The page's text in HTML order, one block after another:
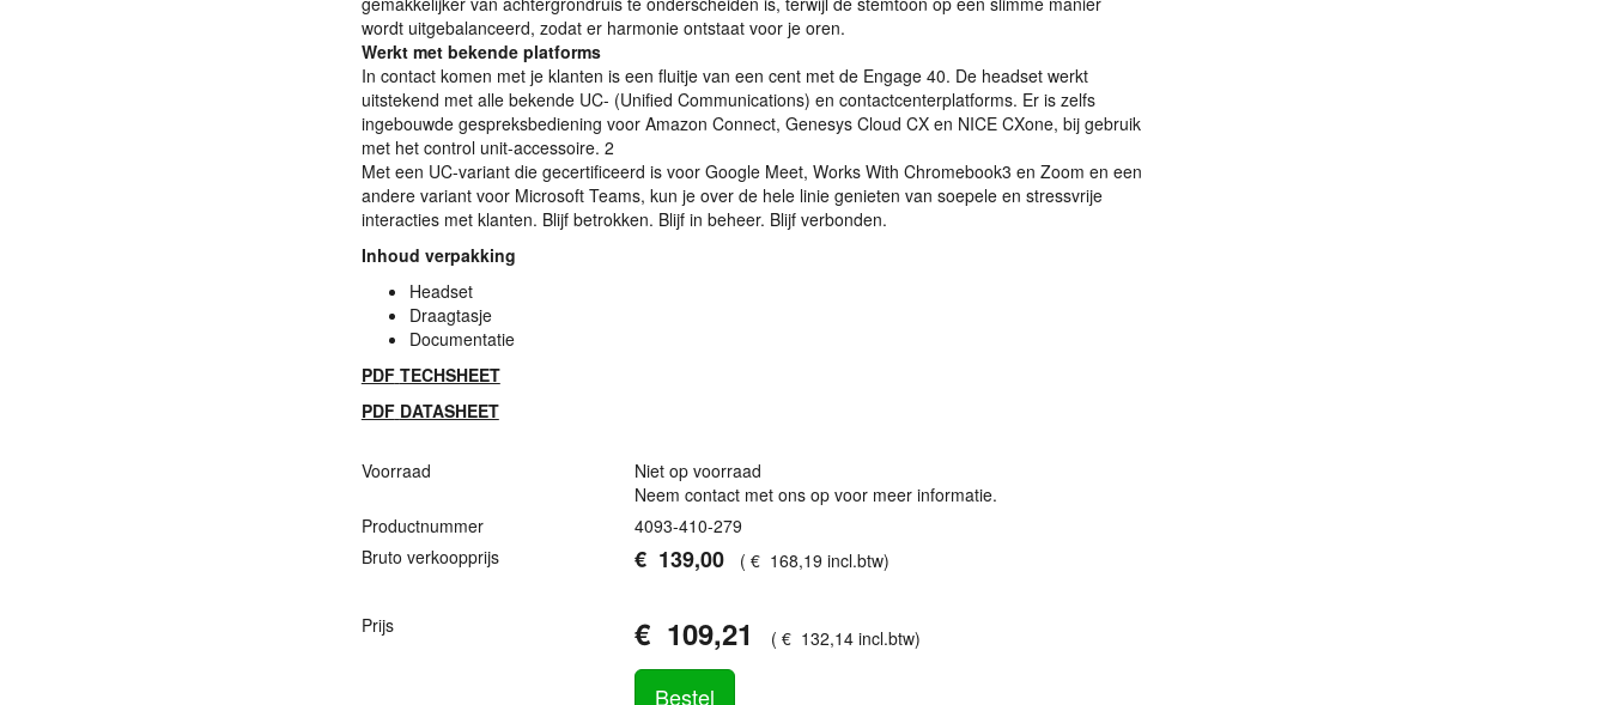
wordt uitgebalanceerd, zodat er harmonie ontstaat voor je oren.
Werkt met bekende platforms
In contact komen met je klanten is een fluitje van een cent met de Engage 40. De headset werkt
uitstekend met alle bekende UC- (Unified Communications) en contactcenterplatforms. Er is zelfs
ingebouwde gespreksbediening voor Amazon Connect, Genesys Cloud CX en NICECXone, bij gebruik
met het control unit-accessoire. 2
Met een UC-variant die gecertificeerd is voor Google Meet, Works With Chromebook3 en Zoom en een
andere variant voor Microsoft Teams, kun je over de hele linie genieten van soepele en stressvrije
interacties met klanten. Blijf betrokken. Blijf in beheer. Blijf verbonden.
Inhoud verpakking
Headset
Draagtasje
Documentatie
PDF TECHSHEET
PDF DATASHEET
Voorraad
Niet op voorraad
Neem contact met ons op voor meer informatie.
Productnummer
4093-410-279
Bruto verkoopprijs
€ 139,00 (€ 168,19 incl.btw)
Prijs € 109,21 (€ 132,14 incl.btw)
Bestel